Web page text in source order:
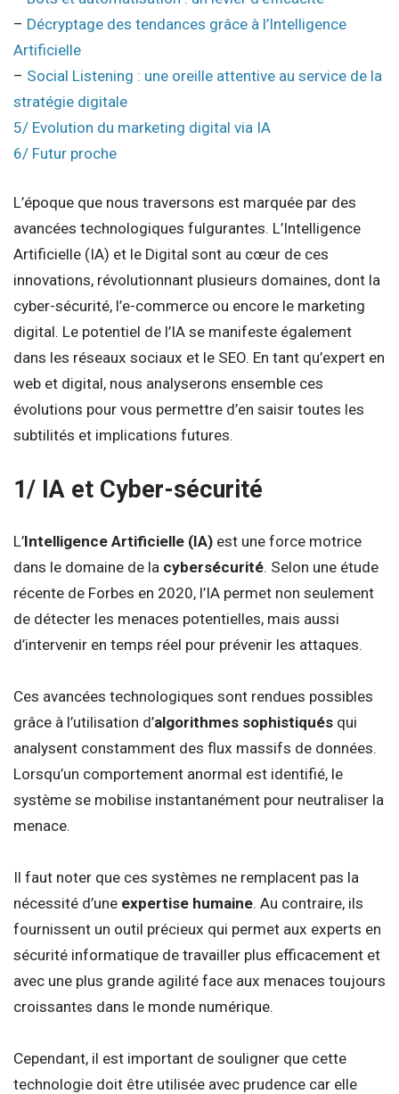
– Décryptage des tendances grâce à l’Intelligence
Artificielle
– Social Listening : une oreille attentive au service de la
stratégie digitale
5/ Evolution du marketing digital via IA
6/ Futur proche
L’époque que nous traversons est marquée par des
avancées technologiques fulgurantes. L’Intelligence
Artificielle (IA) et le Digital sont au cœur de ces
innovations, révolutionnant plusieurs domaines, dont la
cyber-sécurité, l’e-commerce ou encore le marketing
digital. Le potentiel de l’IA se manifeste également
dans les réseaux sociaux et le SEO. En tant qu’expert en
web et digital, nous analyserons ensemble ces
évolutions pour vous permettre d’en saisir toutes les
subtilités et implications futures.
1/ IA et Cyber-sécurité
L’Intelligence Artificielle (IA) est une force motrice
dans le domaine de la cybersécurité. Selon une étude
récente de Forbes en 2020, l’IA permet non seulement
de détecter les menaces potentielles, mais aussi
d’intervenir en temps réel pour prévenir les attaques.
Ces avancées technologiques sont rendues possibles
grâce à l’utilisation d’algorithmes sophistiqués qui
analysent constamment des flux massifs de données.
Lorsqu’un comportement anormal est identifié, le
système se mobilise instantanément pour neutraliser la
menace.
Il faut noter que ces systèmes ne remplacent pas la
nécessité d’une expertise humaine. Au contraire, ils
fournissent un outil précieux qui permet aux experts en
sécurité informatique de travailler plus efficacement et
avec une plus grande agilité face aux menaces toujours
croissantes dans le monde numérique.
Cependant, il est important de souligner que cette
technologie doit être utilisée avec prudence car elle